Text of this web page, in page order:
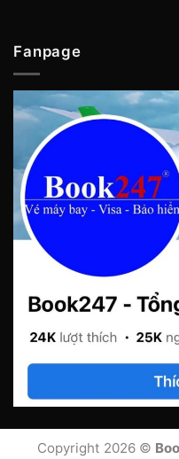
Fanpage
Copyright 2026 ©